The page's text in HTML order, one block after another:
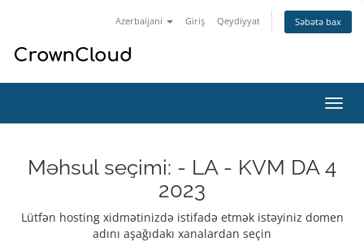
Azerbaijani Giriş Qeydiyyat Səbətə bax
keçid
Məhsul seçimi: - LA - KVM DA 4
2023
Lütfən hosting xidmətinizdə istifadə etmək istəyiniz domen
adını aşağıdakı xanalardan seçin